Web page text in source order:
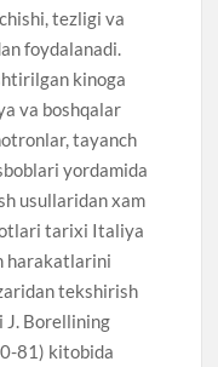
tezligi va
foydalanadi.
kinoga
va boshqalar
tayanch
yordamida
usullaridan xam
tarixi Italiya
harakatlarini
tekshirish
J. Borellining
81) kitobida